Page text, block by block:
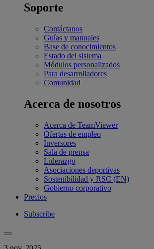
Soporte
Contáctanos
Guías y manuales
Base de conocimientos
Estado del sistema
Módulos personalizados
Para desarrolladores
Comunidad
Acerca de nosotros
Acerca de TeamViewer
Ofertas de empleo
Inversores
Sala de prensa
Liderazgo
Asociaciones deportivas
Sostenibilidad y RSC (EN)
Gobierno corporativo
Precios
Subscribe